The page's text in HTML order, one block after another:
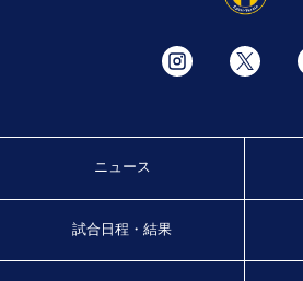
ニュース
試合日程・結果